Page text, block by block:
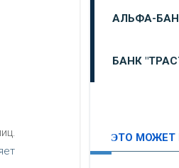
АЛЬФА-
БАНК
ЭТО